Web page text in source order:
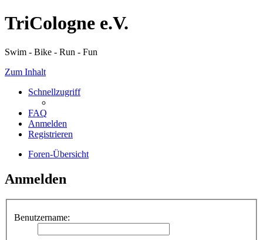
TriCologne e.V.
Swim - Bike - Run - Fun
Zum Inhalt
Schnellzugriff
FAQ
Anmelden
Registrieren
Foren-Übersicht
Anmelden
Benutzername: